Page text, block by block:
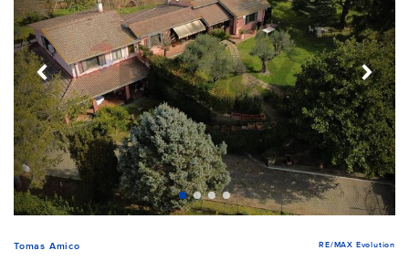
Tomas Amico RE/MAX Evolution